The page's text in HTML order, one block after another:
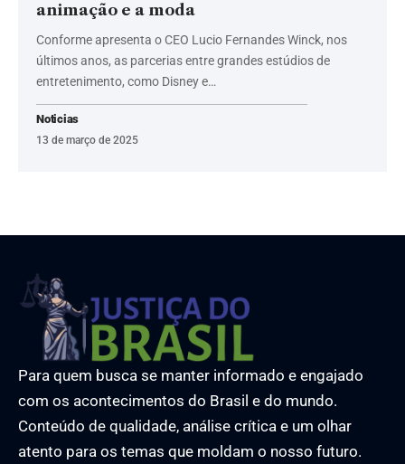
animação e a moda
Conforme apresenta o CEO Lucio Fernandes Winck, nos
últimos anos, as parcerias entre grandes estúdios de
entretenimento, como Disney e…
Noticias
13 de março de 2025
Para quem busca se manter informado e engajado
com os acontecimentos do Brasil e do mundo.
Conteúdo de qualidade, análise crítica e um olhar
atento para os temas que moldam o nosso futuro.